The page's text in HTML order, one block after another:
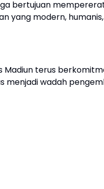
bertujuan
yang modern,
Madiun terus
menjadi wadah